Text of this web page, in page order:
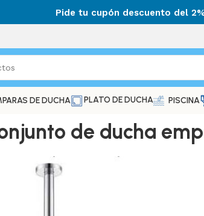
Pide tu cupón descuento del
DE DUCHA PLATO DE DUCHA PISCINA
de ducha